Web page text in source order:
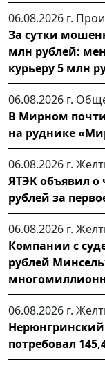
06.08.2026 г.
За сутки
млн рублей:
курьеру 5 млн
06.08.2026 г.
В Мирном
на руднике
06.08.2026 г.
ЯТЭК объявил
рублей за
06.08.2026 г.
Компании с
рублей
06.08.2026 г.
потребовал